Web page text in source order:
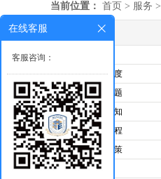
当前位置： 首页 > 服务 >
发票制度
常见问题
拍卖须知
购物流程
优惠政策
售后服务
在线客服
客服咨询：